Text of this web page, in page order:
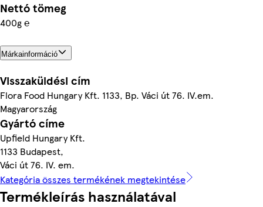
Nettó tömeg
400g ℮
Márkainformáció
Visszaküldési cím
Flora Food Hungary Kft. 1133, Bp. Váci út 76. IV.em.
Magyarország
Gyártó címe
Upfield Hungary Kft.
1133 Budapest,
Váci út 76. IV. em.
Kategória összes termékének megtekintése
Termékleírás használatával